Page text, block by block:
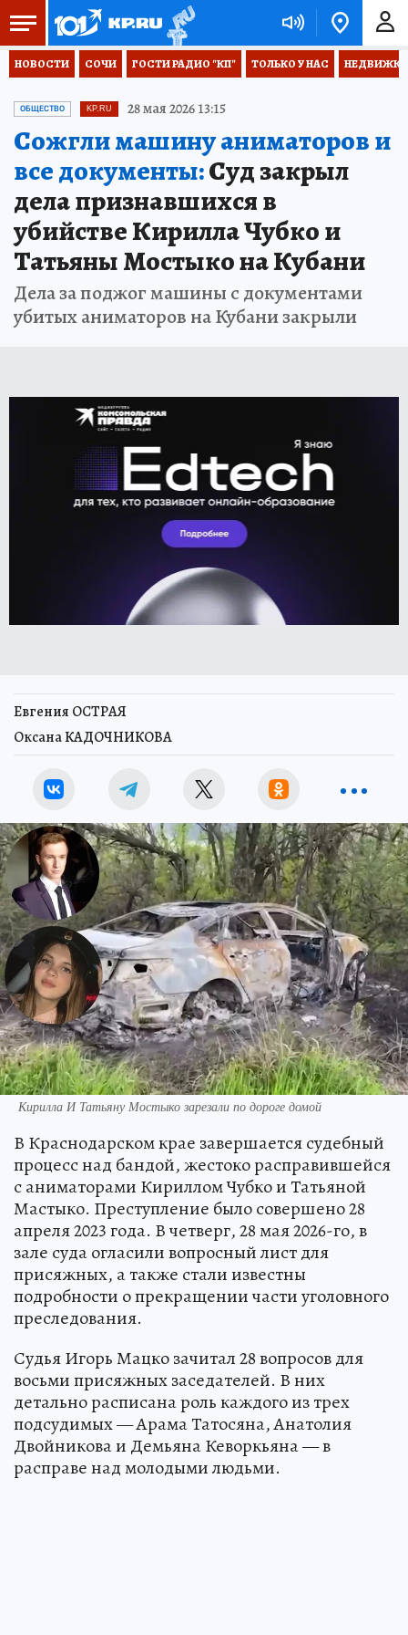
НОВОСТИ СОЧИ ГОСТИ РАДИО "КП" ТОЛЬКО У НАС НЕДВИЖКА
ОБЩЕСТВО KP.RU 28 мая 2026 13:15
Сожгли машину аниматоров и
все документы:Суд закрыл
дела признавшихся в
убийстве Кирилла Чубко и
Татьяны Мостыко на Кубани
Дела за поджог машины с документами
убитых аниматоров на Кубани закрыли
Евгения ОСТРАЯ
Оксана КАДОЧНИКОВА
Кирилла И Татьяну Мостыко зарезали по дороге домой
В Краснодарском крае завершается судебный
процесс над бандой, жестоко расправившейся
с аниматорами Кириллом Чубко и Татьяной
Мастыко. Преступление было совершено 28
апреля 2023 года. В четверг, 28 мая 2026-го, в
зале суда огласили вопросный лист для
присяжных, а также стали известны
подробности о прекращении части уголовного
преследования.
Судья Игорь Мацко зачитал 28 вопросов для
восьми присяжных заседателей. В них
детально расписана роль каждого из трех
подсудимых — Арама Татосяна, Анатолия
Двойникова и Демьяна Кеворкьяна — в
расправе над молодыми людьми.